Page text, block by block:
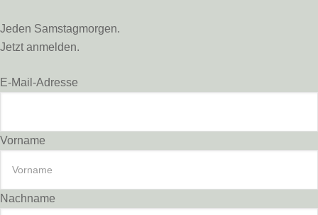
Jeden Samstagmorgen.
Jetzt anmelden.
E-Mail-Adresse
Vorname
Nachname